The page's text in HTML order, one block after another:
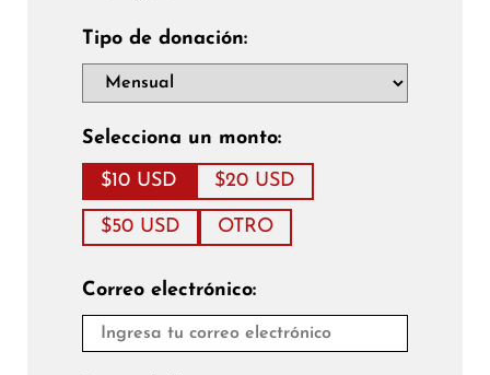
Tipo de donación:
Selecciona un monto:
$10 USD $20 USD
$50 USD OTRO
Correo electrónico: